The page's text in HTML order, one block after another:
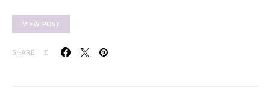
VIEW POST
SHARE